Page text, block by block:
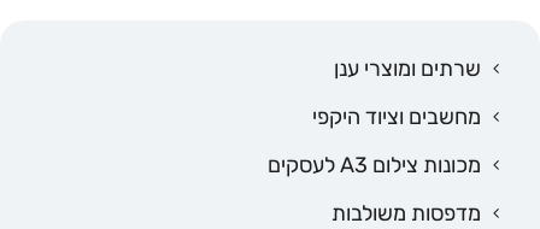
שרתים ומוצרי ענן
מחשבים וציוד היקפי
מכונות צילום A3 לעסקים
מדפסות משולבות